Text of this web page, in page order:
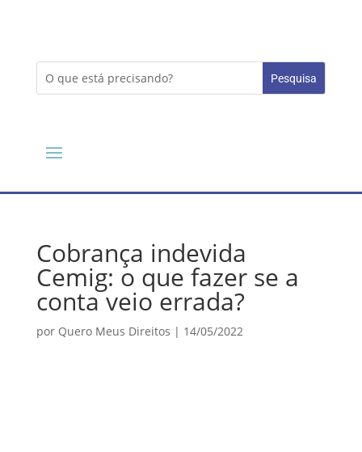
Cobrança indevida
Cemig: o que fazer se a
conta veio errada?
por Quero Meus Direitos | 14/05/2022